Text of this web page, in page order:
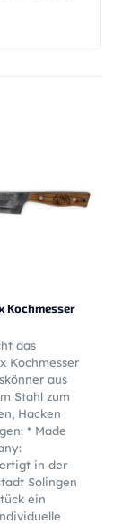
Kochmesser
das
Kochmesser
aus
Stahl zum
Hacken
* Made
in der
Solingen
ein